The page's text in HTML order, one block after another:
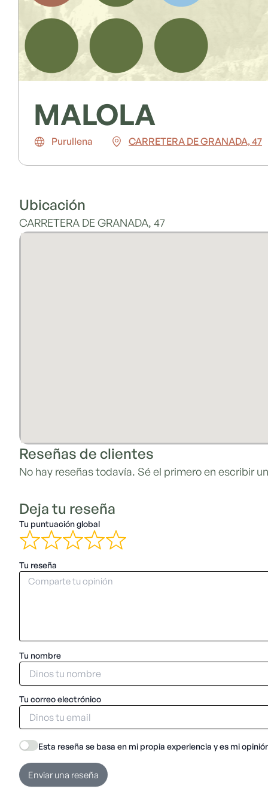
MALOLA
Purullena CARRETERA DE GRANADA, 47
Ubicación
CARRETERA DE GRANADA, 47
Reseñas de clientes
No hay reseñas todavía. Sé el primero en escribir
Deja tu reseña
Tu puntuación global
Tu reseña
Tu nombre
Tu correo electrónico
Esta reseña se basa en mi propia experiencia y es mi
Enviar una reseña